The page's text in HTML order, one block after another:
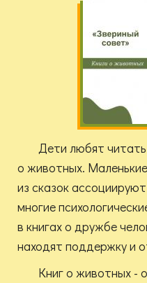
Дети любят читать
о животных.
из сказок
многие
в книгах о дружбе
находят поддержку и
Книг о животных -